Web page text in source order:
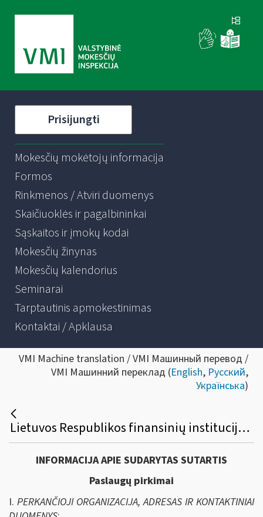
Prisijungti
Mokesčių mokėtojų informacija
Formos
Rinkmenos / Atviri duomenys
Skaičiuoklės ir pagalbininkai
Sąskaitos ir įmokų kodai
Mokesčių žinynas
Mokesčių kalendorius
Seminarai
Tarptautinis apmokestinimas
Kontaktai / Apklausa
VMI Machine translation / VMI Машинный перевод /
VMI Машинний переклад (English, Русский,
Українська)
Lietuvos Respublikos finansinių institucijų poreikių duomenų valdymo procesui organizuoti analizės paslaugų viešasis pirkimas
INFORMACIJA APIE SUDARYTAS SUTARTIS
Paslaugų pirkimai
I. PERKANČIOJI ORGANIZACIJA, ADRESAS IR KONTAKTINIAI